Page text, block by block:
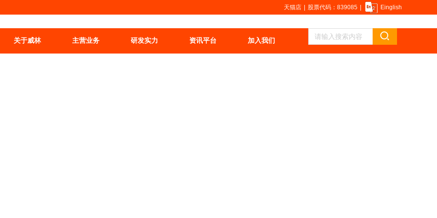
关于威林 主营业务 研发实力 资讯平台 加入我们
天猫店 股票代码：839085 Einglish